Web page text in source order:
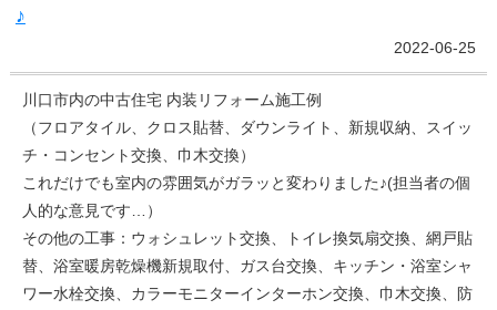
♪
2022-06-25
川口市内の中古住宅 内装リフォーム施工例
（フロアタイル、クロス貼替、ダウンライト、新規収納、スイッ
チ・コンセント交換、巾木交換）
これだけでも室内の雰囲気がガラッと変わりました♪(担当者の個
人的な意見です…）
その他の工事：ウォシュレット交換、トイレ換気扇交換、網戸貼
替、浴室暖房乾燥機新規取付、ガス台交換、キッチン・浴室シャ
ワー水栓交換、カラーモニターインターホン交換、巾木交換、防